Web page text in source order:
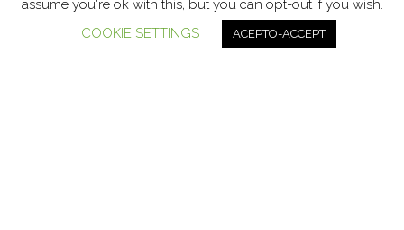
Funciona gracias aWordPress |Tema:Head Blog
assume you're ok with this, but you can opt-out if you wish.
COOKIE SETTINGS
ACEPTO-ACCEPT
Social media & sharing icons powered byUltimatelySocial